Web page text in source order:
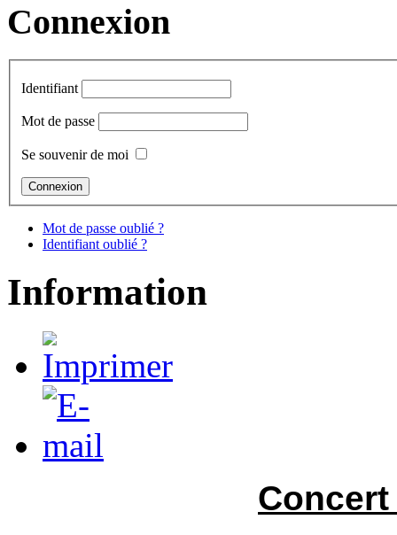
Connexion
Identifiant
Mot de passe
Se souvenir de moi
Mot de passe oublié ?
Identifiant oublié ?
Information
Concert